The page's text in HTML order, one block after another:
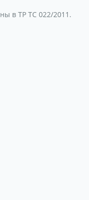
в ТР ТС 022/2011.